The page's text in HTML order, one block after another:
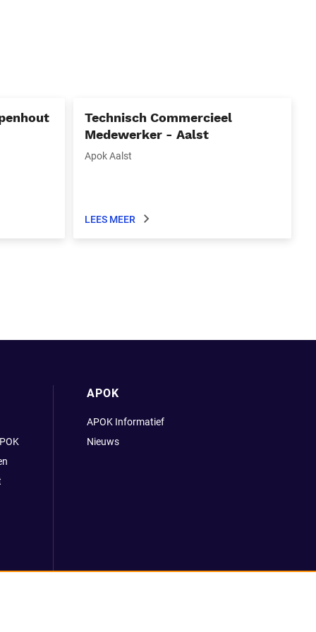
Technisch Commercieel
Medewerker - Aalst
Apok Aalst
LEES MEER
APOK
APOK Informatief
Nieuws